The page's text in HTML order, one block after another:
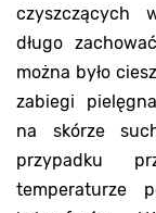
czyszczących
długo
można było
zabiegi
na skórze
przypadku
temperaturze